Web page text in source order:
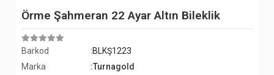
Örme Şahmeran 22 Ayar Altın Bileklik
Barkod
:BLKŞ1223
Marka
:Turnagold